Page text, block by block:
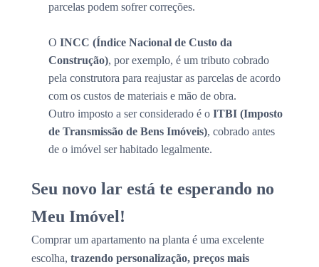
parcelas podem sofrer correções.
O INCC (Índice Nacional de Custo da
Construção), por exemplo, é um tributo cobrado
pela construtora para reajustar as parcelas de acordo
com os custos de materiais e mão de obra.
Outro imposto a ser considerado é o ITBI (Imposto
de Transmissão de Bens Imóveis), cobrado antes
de o imóvel ser habitado legalmente.
Seu novo lar está te esperando no
Meu Imóvel!
Comprar um apartamento na planta é uma excelente
escolha, trazendo personalização, preços mais